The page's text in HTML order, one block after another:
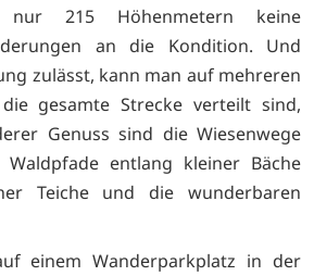
nur 215 Höhenmetern keine
an die Kondition. Und
zulässt, kann man auf mehreren
gesamte Strecke verteilt sind,
Genuss sind die Wiesenwege
entlang kleiner Bäche
Teiche und die wunderbaren
einem Wanderparkplatz in der